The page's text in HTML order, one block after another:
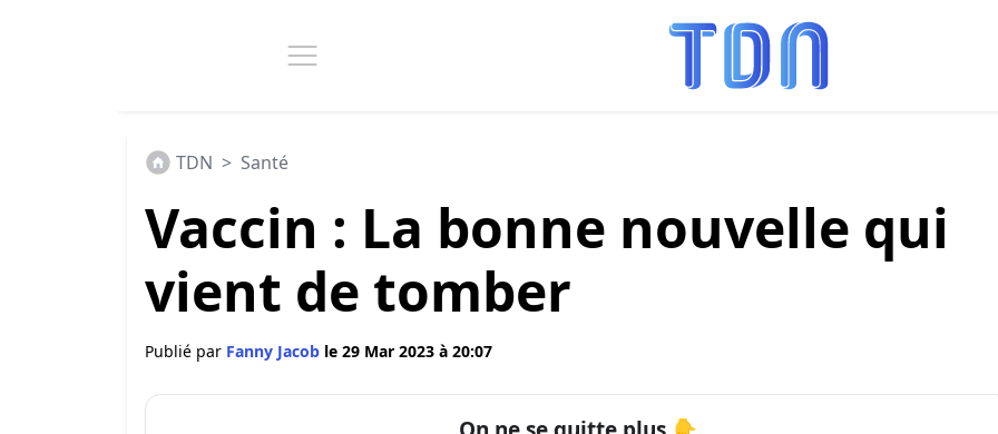
TDN > Santé
Vaccin : La bonne nouvelle qui
vient de tomber
Publié par Fanny Jacob le 29 Mar 2023 à 20:07